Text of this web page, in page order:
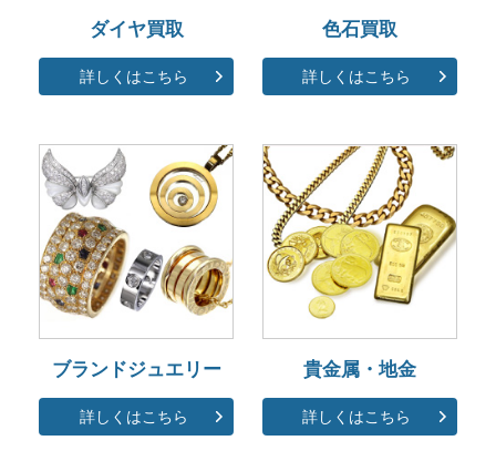
ダイヤ買取
詳しくはこちら
色石買取
詳しくはこちら
ブランドジュエリー
詳しくはこちら
貴金属・地金
詳しくはこちら